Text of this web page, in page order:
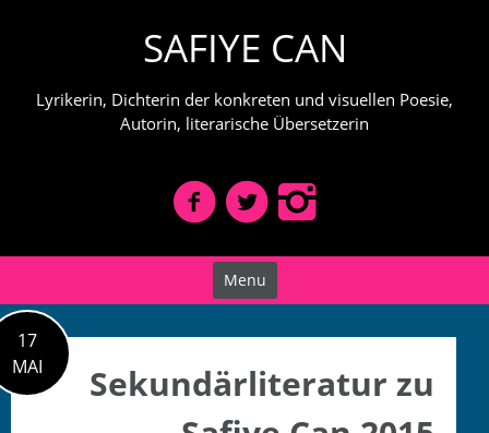
SAFIYE CAN
Lyrikerin, Dichterin der konkreten und visuellen Poesie,
Autorin, literarische Übersetzerin
Menu
17
MAI
Sekundärliteratur zu